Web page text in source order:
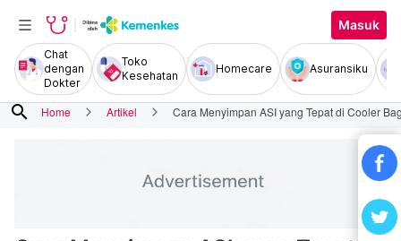
Masuk
Chat
dengan
Dokter
Toko
Kesehatan
Homecare Asuransiku
search Home Artikel Cara Menyimpan ASI yang Tepat di Cooler